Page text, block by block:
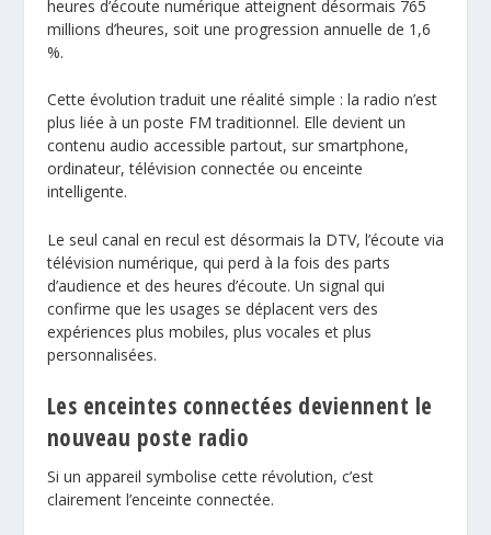
heures d’écoute numérique atteignent désormais 765
millions d’heures, soit une progression annuelle de 1,6
%.
Cette évolution traduit une réalité simple : la radio n’est
plus liée à un poste FM traditionnel. Elle devient un
contenu audio accessible partout, sur smartphone,
ordinateur, télévision connectée ou enceinte
intelligente.
Le seul canal en recul est désormais la DTV, l’écoute via
télévision numérique, qui perd à la fois des parts
d’audience et des heures d’écoute. Un signal qui
confirme que les usages se déplacent vers des
expériences plus mobiles, plus vocales et plus
personnalisées.
Les enceintes connectées deviennent le
nouveau poste radio
Si un appareil symbolise cette révolution, c’est
clairement l’enceinte connectée.